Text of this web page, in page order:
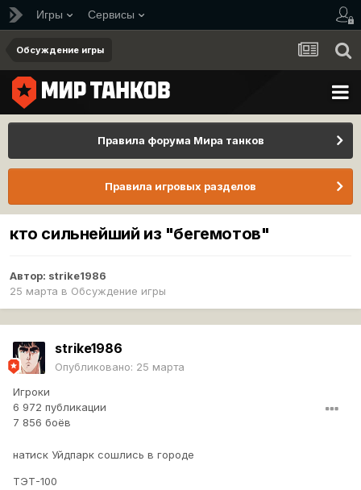
Игры Сервисы
Обсуждение игры
Правила форума Мира танков
Правила игровых разделов
кто сильнейший из "бегемотов"
Автор: strike1986
25 марта в Обсуждение игры
strike1986
Опубликовано: 25 марта
Игроки
6 972 публикации
7 856 боёв
натиск Уйдпарк сошлись в городе
ТЭТ-100